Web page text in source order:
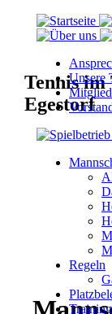
Tennis im
Egestorf
Unsere
Regeln